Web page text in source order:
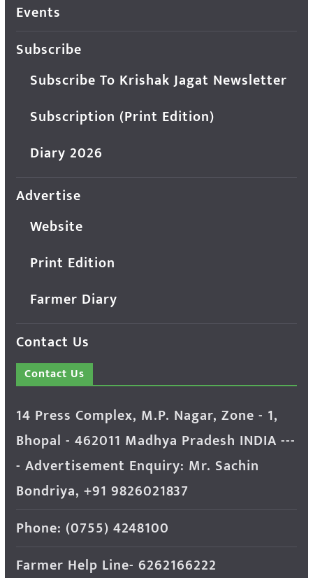
Events
Subscribe
Subscribe To Krishak Jagat Newsletter
Subscription (Print Edition)
Diary 2026
Advertise
Website
Print Edition
Farmer Diary
Contact Us
Contact Us
14 Press Complex, M.P. Nagar, Zone - 1,
Bhopal - 462011 Madhya Pradesh INDIA ---
- Advertisement Enquiry: Mr. Sachin
Bondriya, +91 9826021837
Phone: (0755) 4248100
Farmer Help Line- 6262166222